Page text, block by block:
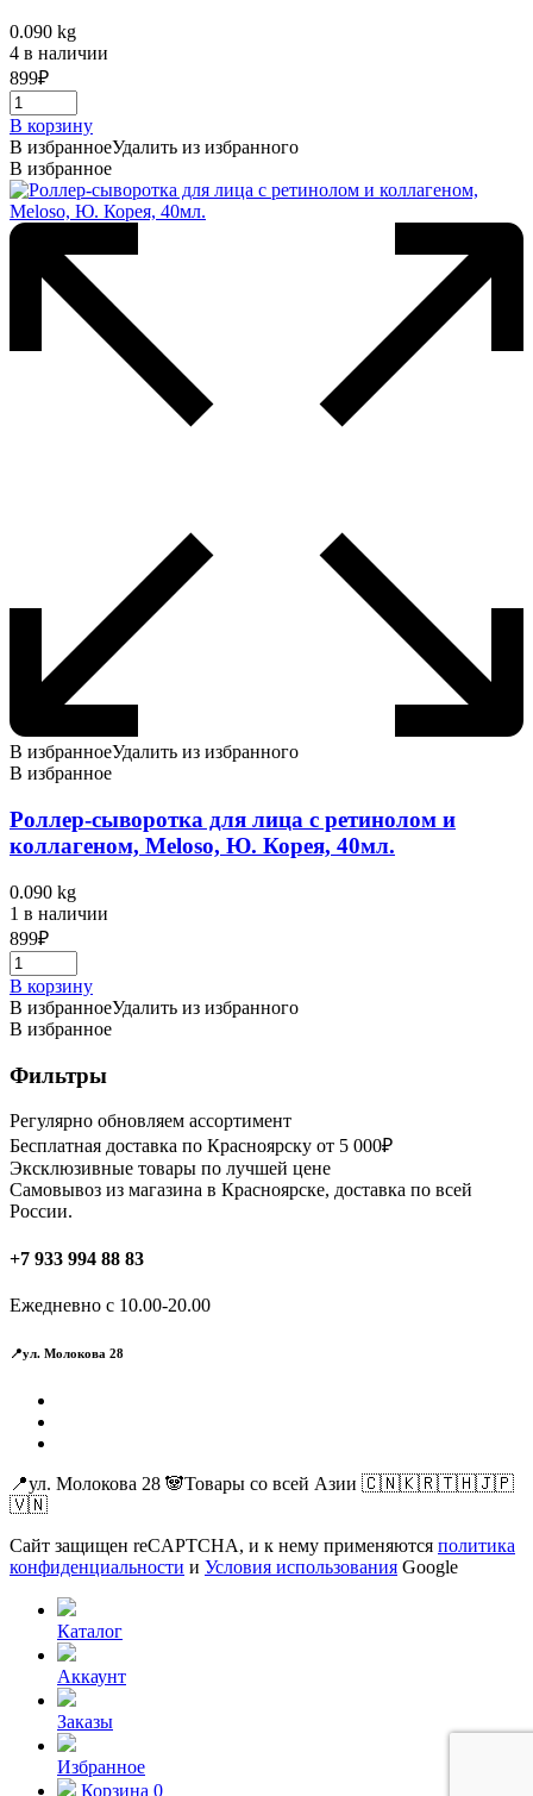
0.090 kg
4 в наличии
899₽
В корзину
В избранноеУдалить из избранного
В избранное
В избранноеУдалить из избранного
В избранное
Роллер-сыворотка для лица с ретинолом и
коллагеном, Meloso, Ю. Корея, 40мл.
0.090 kg
1 в наличии
899₽
В корзину
В избранноеУдалить из избранного
В избранное
Фильтры
Регулярно обновляем ассортимент
Бесплатная доставка по Красноярску от 5 000₽
Эксклюзивные товары по лучшей цене
Самовывоз из магазина в Красноярске, доставка по всей
России.
+7 933 994 88 83
Ежедневно с 10.00-20.00
📍ул. Молокова 28
📍ул. Молокова 28 🐼Товары со всей Азии 🇨🇳🇰🇷🇹🇭🇯🇵
🇻🇳
Сайт защищен reCAPTCHA, и к нему применяются политика
конфиденциальности и Условия использования Google
Каталог
Аккаунт
Заказы
Избранное
Корзина 0